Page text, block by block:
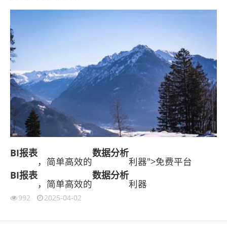
BI报表
，简单高效的
数据分析
利器">免费平台
BI报表
，简单高效的
数据分析
利器
992 2025-04-02